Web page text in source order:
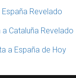
Revelado
Cataluña Revelado
a España de Hoy